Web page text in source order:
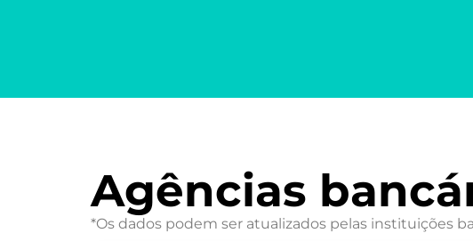
Agências
*Os dados podem ser atualizados pelas instituições